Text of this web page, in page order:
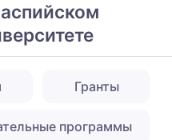
Гранты
программы